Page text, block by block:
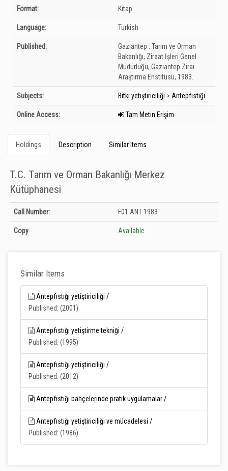
Bibliographic Details
Format: Kitap
Language: Turkish
Published: Gaziantep : Tarım ve Orman
Bakanlığı, Ziraat İşleri Genel
Müdürlüğü, Gaziantep Zirai
Araştırma Enstitüsü, 1983.
Subjects: Bitki yetiştiriciliği > Antepfıstığı
Online Access: Tam Metin Erişim
Holdings Description Similar Items
T.C. Tarım ve Orman Bakanlığı Merkez
Kütüphanesi
Holdings details from T.C. Tarım ve Orman Bakanlığı Merkez Kütüphanesi:
Unknown
Call Number: F01 ANT 1983
Copy Available
Similar Items
Antepfıstığı yetiştiriciliği /
Published: (2001)
Antepfıstığı yetiştirme tekniği /
Published: (1995)
Antepfıstığı yetiştiriciliği /
Published: (2012)
Antepfıstığı bahçelerinde pratik uygulamalar /
Antepfıstığı yetiştiriciliği ve mücadelesi /
Published: (1986)